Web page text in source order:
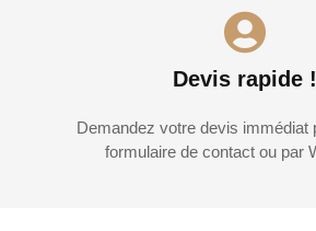
Devis rapide !
Demandez votre devis immédiat
formulaire de contact ou par